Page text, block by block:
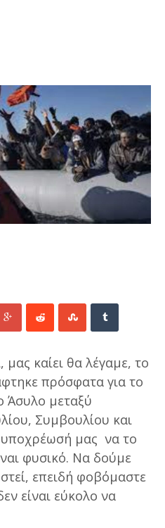
μας καίει θα λέγαμε, το
πρόσφατα για το
Άσυλο μεταξύ
Συμβουλίου και
μας να το
φυσικό. Να δούμε
επειδή φοβόμαστε
είναι εύκολο να